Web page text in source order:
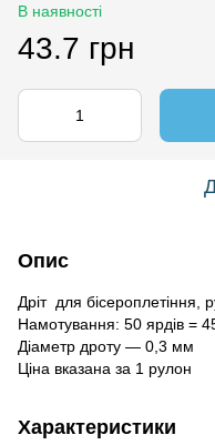
В наявності
43.7 грн
Опис
Дріт для бісероплетіння,
Намотування: 50 ярдів =
Діаметр дроту — 0,3 мм
Ціна вказана за 1 рулон
Характеристики